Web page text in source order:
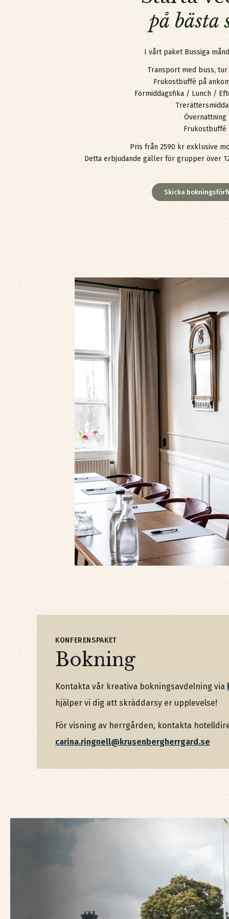
på bästa
I vårt paket Bussiga
Transport med buss,
Frukostbuffé på
Förmiddagsfika / Lunch /
Övernattning
Frukostbuffé
Pris från 2590 kr exklusive
Detta erbjudande gäller för grupper över
Skicka
KONFERENSPAKET
Bokning
Kontakta vår kreativa bokningsavdelning via
hjälper vi dig att skräddarsy er upplevelse!
För visning av herrgården, kontakta
carina.ringnell@krusenbergherrgard.se